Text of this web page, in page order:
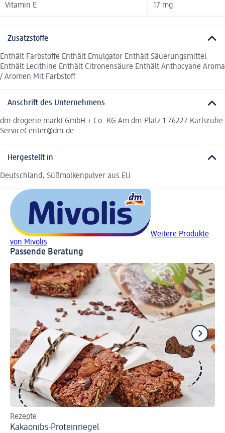
Vitamin E 17 mg
Zusatzstoffe
Enthält Farbstoffe Enthält Emulgator Enthält Säuerungsmittel
Enthält Lecithine Enthält Citronensäure Enthält Anthocyane Aroma
/ Aromen Mit Farbstoff
Anschrift des Unternehmens
dm-drogerie markt GmbH + Co. KG Am dm-Platz 1 76227 Karlsruhe
ServiceCenter@dm.de
Hergestellt in
Deutschland, Süßmolkenpulver aus EU
Weitere Produkte
von Mivolis
Passende Beratung
Rezepte
Kakaonibs-Proteinriegel